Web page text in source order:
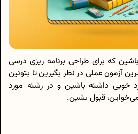
که برای طراحی برنامه ریزی درسی
آزمون عملی در نظر بگیرین تا بتونین
خوبی داشته باشین و در رشته مورد
قبول بشین.